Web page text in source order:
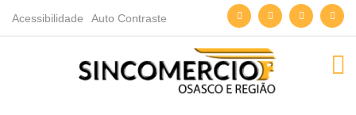
Acessibilidade Auto Contraste